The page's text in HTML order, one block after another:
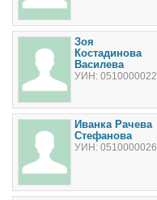
Зоя
Костадинова
Василева
УИН: 0510000022
Иванка Рачева
Стефанова
УИН: 0510000026